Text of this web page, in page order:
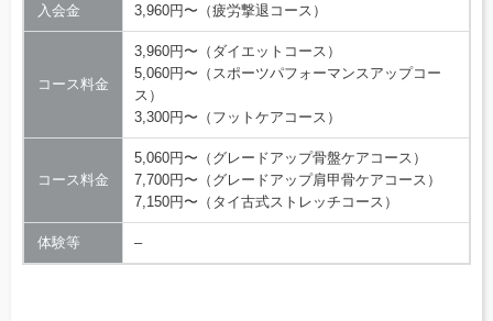
入会金 3,960円〜（疲労撃退コース）
コース料金
3,960円〜（ダイエットコース）
5,060円〜（スポーツパフォーマンスアップコー
ス）
3,300円〜（フットケアコース）
コース料金
5,060円〜（グレードアップ骨盤ケアコース）
7,700円〜（グレードアップ肩甲骨ケアコース）
7,150円〜（タイ古式ストレッチコース）
体験等 –